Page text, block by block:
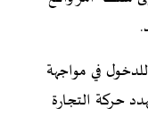
في مواجهة
حركة التجارة